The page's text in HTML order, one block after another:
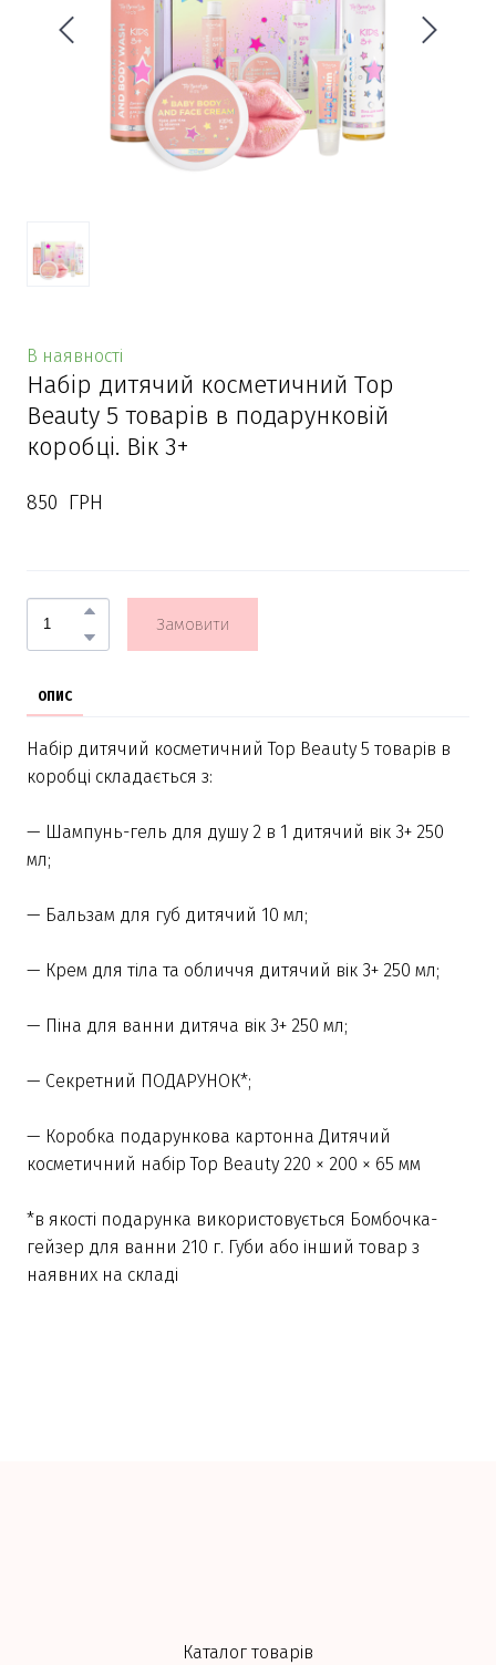
В наявності
Набір дитячий косметичний Top
Beauty 5 товарів в подарунковій
коробці. Вік 3+
850  ГРН
Замовити
ОПИС
Набір дитячий косметичний Top Beauty 5 товарів в
коробці складається з:
— Шампунь-гель для душу 2 в 1 дитячий вік 3+ 250
мл;
— Бальзам для губ дитячий 10 мл;
— Крем для тіла та обличчя дитячий вік 3+ 250 мл;
— Піна для ванни дитяча вік 3+ 250 мл;
— Секретний ПОДАРУНОК*;
— Коробка подарункова картонна Дитячий
косметичний набір Top Beauty 220 × 200 × 65 мм
*в якості подарунка використовується Бомбочка-
гейзер для ванни 210 г. Губи або інший товар з
наявних на складі
Каталог товарів